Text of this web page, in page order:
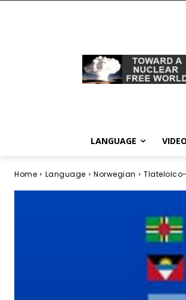
LANGUAGE
Home Language Norwegian